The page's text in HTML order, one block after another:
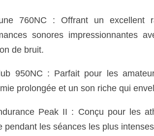
760NC : Offrant un excellent
sonores impressionnantes
de bruit.
950NC : Parfait pour les
prolongée et un son riche qui
Peak II : Conçu pour les
pendant les séances les plus